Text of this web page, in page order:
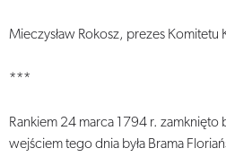
Mieczysław Rokosz, prezes
***
Rankiem 24 marca 1794 r. zamknięto
wejściem tego dnia była Brama